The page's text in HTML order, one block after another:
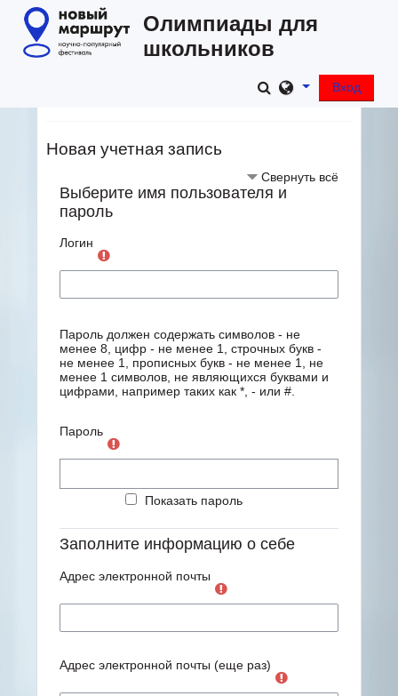
Перейти к основному содержанию
Олимпиады для
школьников
ИзменитьВход
Новая учетная запись
Свернуть всё
Выберите имя пользователя и
пароль
Логин
Пароль должен содержать символов - не
менее 8, цифр - не менее 1, строчных букв -
не менее 1, прописных букв - не менее 1, не
менее 1 символов, не являющихся буквами и
цифрами, например таких как *, - или #.
Показать пароль
Пароль
Заполните информацию о себе
Адрес электронной почты
Адрес электронной почты (еще раз)